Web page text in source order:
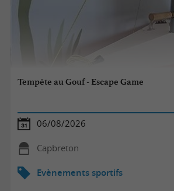
Tempête au Gouf - Escape Game
06/08/2026
Capbreton
Evènements sportifs